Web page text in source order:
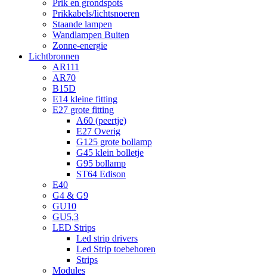
Prik en grondspots
Prikkabels/lichtsnoeren
Staande lampen
Wandlampen Buiten
Zonne-energie
Lichtbronnen
AR111
AR70
B15D
E14 kleine fitting
E27 grote fitting
A60 (peertje)
E27 Overig
G125 grote bollamp
G45 klein bolletje
G95 bollamp
ST64 Edison
E40
G4 & G9
GU10
GU5,3
LED Strips
Led strip drivers
Led Strip toebehoren
Strips
Modules